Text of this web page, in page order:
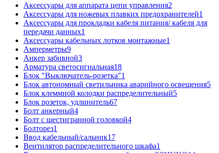
Аксессуары для аппарата цепи управления2
Аксессуары для ножевых плавких предохранителей1
Аксессуары для прокладки кабеля питания/ кабеля для
передачи данных1
Аксессуары кабельных лотков монтажные1
Амперметры9
Анкер забивной3
Арматура светосигнальная18
Блок "Выключатель-розетка"1
Блок автономный светильника аварийного освещения5
Блок клеммной колодки распределительный5
Блок розеток, удлинитель67
Болт анкерный4
Болт с шестигранной головкой4
Болторез1
Ввод кабельный/сальник17
Вентилятор распределительного шкафа1